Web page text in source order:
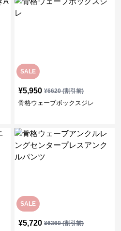
SALE
¥5,950 ¥6620(割引前)
骨格ウェーブボックスジレ
SALE
¥5,720 ¥6360(割引前)